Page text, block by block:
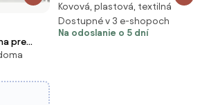
pre
dverová
cm,
medvedík ružová
Kovová, plastová, textilná
Dostupné v 3 e-shopoch
Na odoslanie o 5 dní